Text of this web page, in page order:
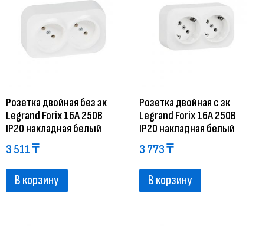
Розетка двойная без зк
Legrand Forix 16A 250В
IP20 накладная белый
3 511₸
В корзину
Розетка двойная с зк
Legrand Forix 16A 250В
IP20 накладная белый
3 773₸
В корзину